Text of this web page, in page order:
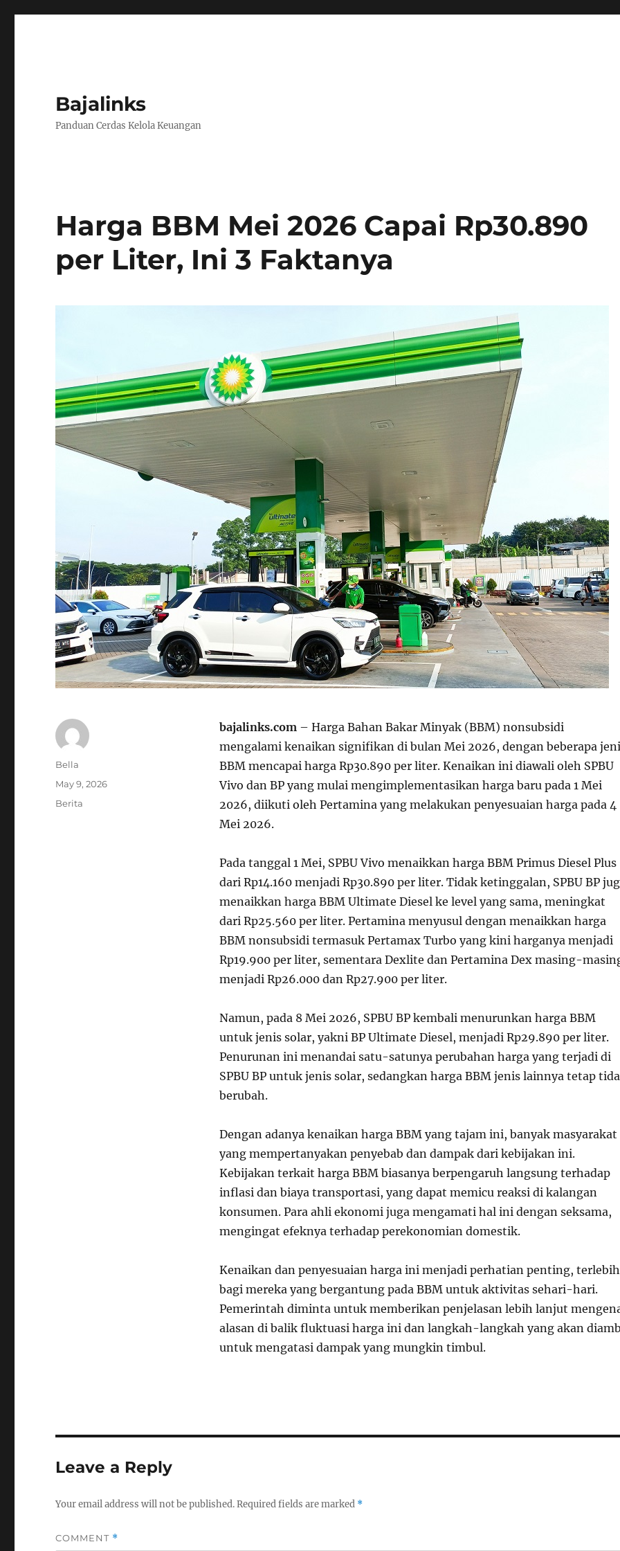
Bajalinks
Panduan Cerdas Kelola Keuangan
Harga BBM Mei 2026 Capai Rp30.890
per Liter, Ini 3 Faktanya
bajalinks.com– Harga Bahan Bakar Minyak (BBM) nonsubsidi
mengalami kenaikan signifikan di bulan Mei 2026, dengan beberapa
BBM mencapai harga Rp30.890 per liter. Kenaikan ini diawali oleh SPBU
Vivo dan BP yang mulai mengimplementasikan harga baru pada 1 Mei
2026, diikuti oleh Pertamina yang melakukan penyesuaian harga pada 4
Mei 2026.
Pada tanggal 1 Mei, SPBU Vivo menaikkan harga BBM Primus Diesel Plus
dari Rp14.160 menjadi Rp30.890 per liter. Tidak ketinggalan, SPBU BP
menaikkan harga BBM Ultimate Diesel ke level yang sama, meningkat
dari Rp25.560 per liter. Pertamina menyusul dengan menaikkan harga
BBM nonsubsidi termasuk Pertamax Turbo yang kini harganya menjadi
Rp19.900 per liter, sementara Dexlite dan Pertamina Dex masing-
menjadi Rp26.000 dan Rp27.900 per liter.
Namun, pada 8 Mei 2026, SPBU BP kembali menurunkan harga BBM
untuk jenis solar, yakni BP Ultimate Diesel, menjadi Rp29.890 per liter.
Penurunan ini menandai satu-satunya perubahan harga yang terjadi di
SPBU BP untuk jenis solar, sedangkan harga BBM jenis lainnya tetap
berubah.
Dengan adanya kenaikan harga BBM yang tajam ini, banyak masyarakat
yang mempertanyakan penyebab dan dampak dari kebijakan ini.
Kebijakan terkait harga BBM biasanya berpengaruh langsung terhadap
inflasi dan biaya transportasi, yang dapat memicu reaksi di kalangan
konsumen. Para ahli ekonomi juga mengamati hal ini dengan seksama,
mengingat efeknya terhadap perekonomian domestik.
Kenaikan dan penyesuaian harga ini menjadi perhatian penting, terlebih
bagi mereka yang bergantung pada BBM untuk aktivitas sehari-hari.
Pemerintah diminta untuk memberikan penjelasan lebih lanjut
alasan di balik fluktuasi harga ini dan langkah-langkah yang akan
untuk mengatasi dampak yang mungkin timbul.
A
h
Bella
P
May 9, 2026
C
Berita
Leave a Reply
Your email address will not be published.Required fields are marked *
COMMENT *